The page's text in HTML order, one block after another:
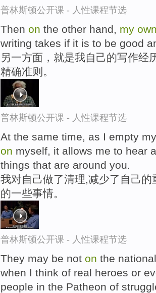
普林斯顿公开课 - 人性课程节选
Then on the other hand, my
writing takes if it is to be good
另一方面，就是我自己的写作经
精确准则。
普林斯顿公开课 - 人性课程节选
At the same time, as I empty
on myself, it allows me to hear
things that are around you.
我对自己做了清理,减少了自己
的一些事情。
普林斯顿公开课 - 人性课程节选
They may be not on the
when I think of real heroes or
people in the Patheon of